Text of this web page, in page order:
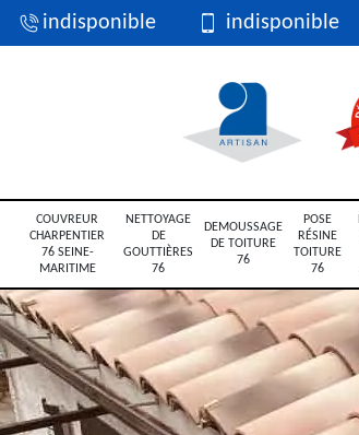
indisponible indisponible
COUVREUR
CHARPENTIER
76 SEINE-
MARITIME
NETTOYAGE
DE
GOUTTIÈRES
76
DEMOUSSAGE
DE TOITURE
76
POSE
RÉSINE
TOITURE
76